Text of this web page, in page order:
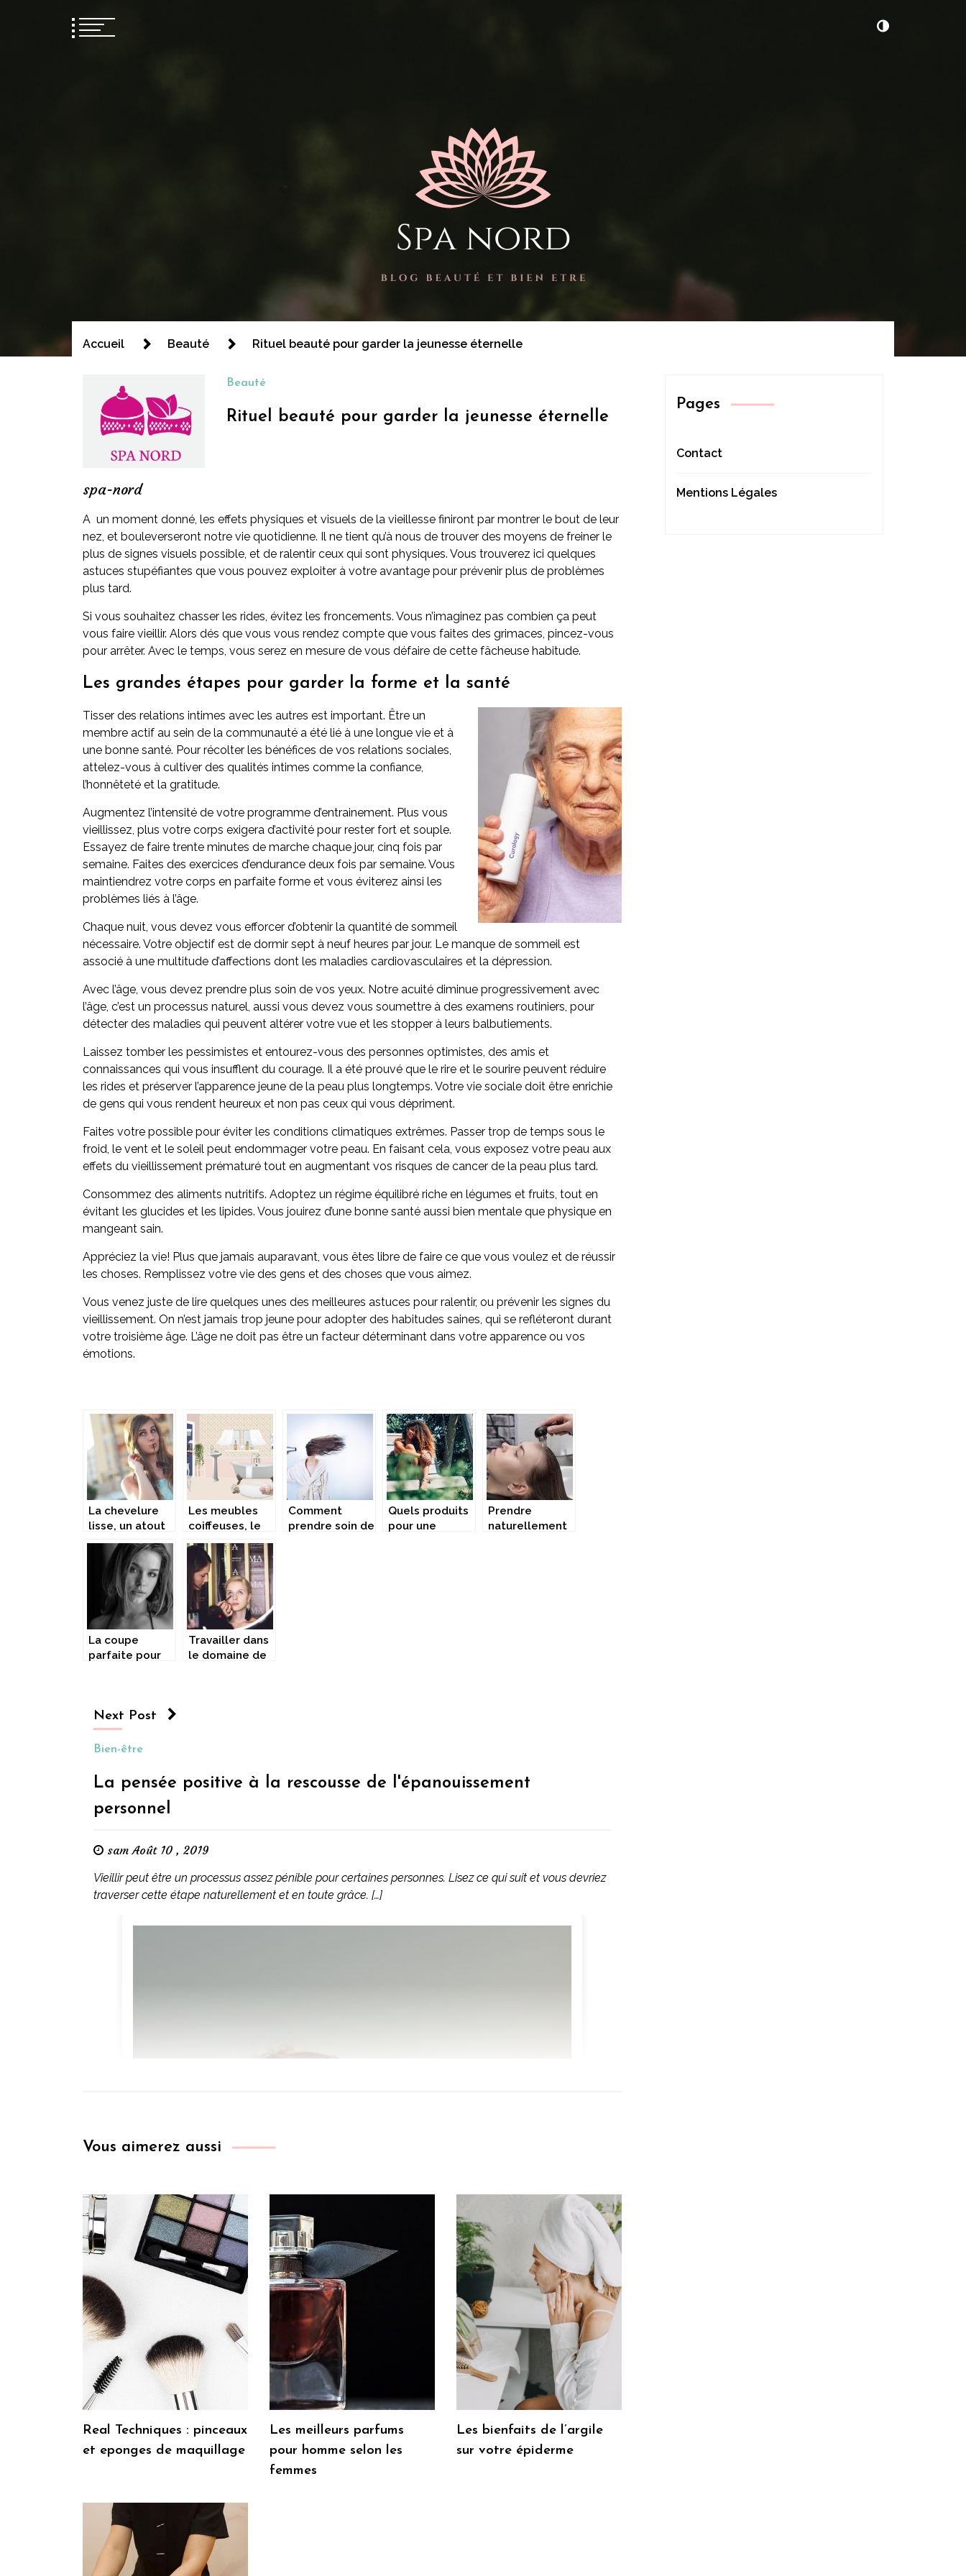
Spa nord
Accueil Beauté Rituel beauté pour garder la jeunesse éternelle
spa-nord
Beauté
Rituel beauté pour garder la jeunesse éternelle
A un moment donné, les effets physiques et visuels de la vieillesse finiront par montrer le bout de leur
nez, et bouleverseront notre vie quotidienne. Il ne tient qu’à nous de trouver des moyens de freiner le
plus de signes visuels possible, et de ralentir ceux qui sont physiques. Vous trouverez ici quelques
astuces stupéfiantes que vous pouvez exploiter à votre avantage pour prévenir plus de problèmes
plus tard.
Si vous souhaitez chasser les rides, évitez les froncements. Vous n’imaginez pas combien ça peut
vous faire vieillir. Alors dés que vous vous rendez compte que vous faites des grimaces, pincez-vous
pour arrêter. Avec le temps, vous serez en mesure de vous défaire de cette fâcheuse habitude.
Les grandes étapes pour garder la forme et la santé
Tisser des relations intimes avec les autres est important. Être un
membre actif au sein de la communauté a été lié à une longue vie et à
une bonne santé. Pour récolter les bénéfices de vos relations sociales,
attelez-vous à cultiver des qualités intimes comme la confiance,
l’honnêteté et la gratitude.
Augmentez l’intensité de votre programme d’entrainement. Plus vous
vieillissez, plus votre corps exigera d’activité pour rester fort et souple.
Essayez de faire trente minutes de marche chaque jour, cinq fois par
semaine. Faites des exercices d’endurance deux fois par semaine. Vous
maintiendrez votre corps en parfaite forme et vous éviterez ainsi les
problèmes liés à l’âge.
Chaque nuit, vous devez vous efforcer d’obtenir la quantité de sommeil
nécessaire. Votre objectif est de dormir sept à neuf heures par jour. Le manque de sommeil est
associé à une multitude d’affections dont les maladies cardiovasculaires et la dépression.
Avec l’âge, vous devez prendre plus soin de vos yeux. Notre acuité diminue progressivement avec
l’âge, c’est un processus naturel, aussi vous devez vous soumettre à des examens routiniers, pour
détecter des maladies qui peuvent altérer votre vue et les stopper à leurs balbutiements.
Laissez tomber les pessimistes et entourez-vous des personnes optimistes, des amis et
connaissances qui vous insufflent du courage. Il a été prouvé que le rire et le sourire peuvent réduire
les rides et préserver l’apparence jeune de la peau plus longtemps. Votre vie sociale doit être enrichie
de gens qui vous rendent heureux et non pas ceux qui vous dépriment.
Faites votre possible pour éviter les conditions climatiques extrêmes. Passer trop de temps sous le
froid, le vent et le soleil peut endommager votre peau. En faisant cela, vous exposez votre peau aux
effets du vieillissement prématuré tout en augmentant vos risques de cancer de la peau plus tard.
Consommez des aliments nutritifs. Adoptez un régime équilibré riche en légumes et fruits, tout en
évitant les glucides et les lipides. Vous jouirez d’une bonne santé aussi bien mentale que physique en
mangeant sain.
Appréciez la vie! Plus que jamais auparavant, vous êtes libre de faire ce que vous voulez et de réussir
les choses. Remplissez votre vie des gens et des choses que vous aimez.
Vous venez juste de lire quelques unes des meilleures astuces pour ralentir, ou prévenir les signes du
vieillissement. On n’est jamais trop jeune pour adopter des habitudes saines, qui se refléteront durant
votre troisième âge. L’âge ne doit pas être un facteur déterminant dans votre apparence ou vos
émotions.
La chevelure
lisse, un atout
beauté
essentiel pour
les beaux jours
Les meubles
coiffeuses, le
nec plus ultra
de la beauté
féminine
Comment
prendre soin de
Quels produits
pour une
Prendre
naturellement
La coupe
parfaite pour
Travailler dans
le domaine de
Next Post
Bien-être
La pensée positive à la rescousse de l'épanouissement
personnel
sam Août 10 , 2019
Vieillir peut être un processus assez pénible pour certaines personnes. Lisez ce qui suit et vous devriez
traverser cette étape naturellement et en toute grâce. […]
Vous aimerez aussi
Real Techniques : pinceaux
et eponges de maquillage
Les meilleurs parfums
pour homme selon les
femmes
Les bienfaits de l’argile
sur votre épiderme
Pages
Contact
Mentions Légales